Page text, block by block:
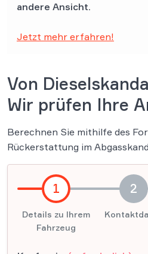
andere Ansicht.
Jetzt mehr erfahren!
Von
Wir prüfen Ihre
Berechnen Sie mithilfe des
Rückerstattung im
1
Details zu Ihrem
Fahrzeug
2